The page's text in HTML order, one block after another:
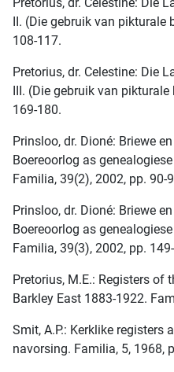
Pretorius, dr. Celestine: Die
II. (Die gebruik van
108-117.
Pretorius, dr. Celestine: Die
III. (Die gebruik van
169-180.
Prinsloo, dr. Dioné: Briewe
Boereoorlog as
Familia, 39(2), 2002, pp. 90-
Prinsloo, dr. Dioné: Briewe
Boereoorlog as
Familia, 39(3), 2002, pp.
Pretorius, M.E.: Registers of
Barkley East 1883-1922.
Smit, A.P.: Kerklike registers
navorsing. Familia, 5, 1968,